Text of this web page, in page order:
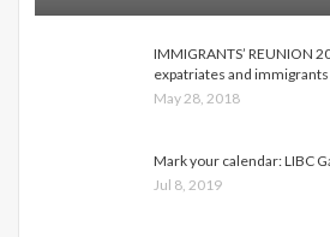
IMMIGRANTS’ REUNION
expatriates and
May 28, 2018
Mark your calendar: LIBC
Jul 8, 2019